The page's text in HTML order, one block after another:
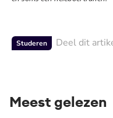
Studeren Deel dit
Meest gelezen